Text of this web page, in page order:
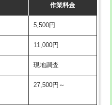
作業料金
5,500円
11,000円
現地調査
27,500円～